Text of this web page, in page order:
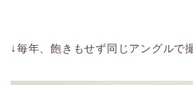
↓毎年、飽きもせず同じアングルで